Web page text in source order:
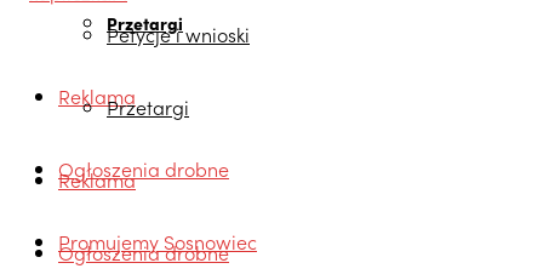
Przetargi
Reklama
Ogłoszenia drobne
Promujemy Sosnowiec
Petycje i wnioski
Przetargi
Reklama
Ogłoszenia drobne